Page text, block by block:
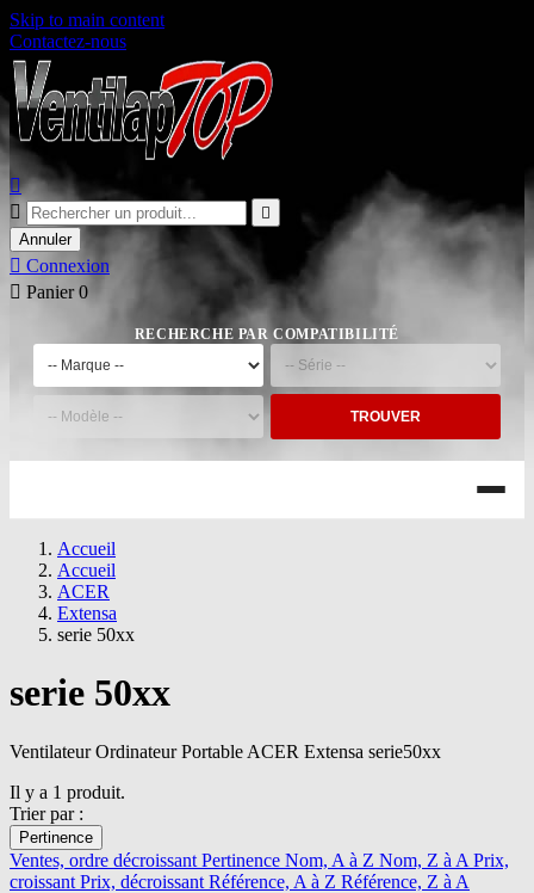
Skip to main content
Contactez-nous



Annuler
 Connexion
 Panier 0
RECHERCHE PAR COMPATIBILITÉ
TROUVER
Accueil
Accueil
ACER
Extensa
serie 50xx
serie 50xx
Ventilateur Ordinateur Portable ACER Extensa serie50xx
Il y a 1 produit.
Trier par :
Pertinence
Ventes, ordre décroissant Pertinence Nom, A à Z Nom, Z à A Prix,
croissant Prix, décroissant Référence, A à Z Référence, Z à A